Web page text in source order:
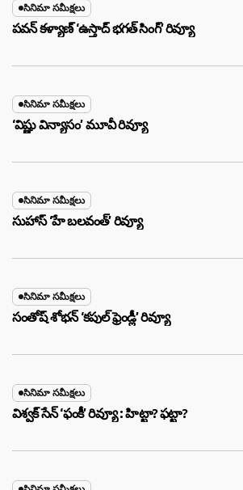
సినిమా సమీక్షలు
పవన్ కళ్యాణ్ ‘ఉస్తాద్ భ‌గ‌త్ సింగ్’ రివ్యూ
సినిమా సమీక్షలు
‘విష్ణు విన్యాసం’ మూవీ రివ్యూ
సినిమా సమీక్షలు
సుహాస్ ‘హే బలవంత్’ రివ్యూ
సినిమా సమీక్షలు
సంతోష్ శోభన్ ‘కపుల్ ఫ్రెండ్లీ’ రివ్యూ
సినిమా సమీక్షలు
విశ్వక్ సేన్ ‘ఫంకీ’ రివ్యూ : హిట్టా? ఫట్టా?